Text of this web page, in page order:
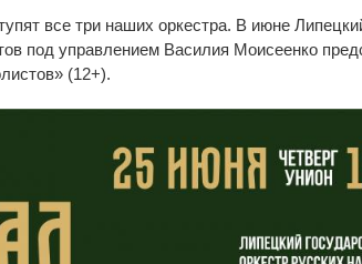
все три наших оркестра. В июне
под управлением Василия Моисеенко
» (12+).